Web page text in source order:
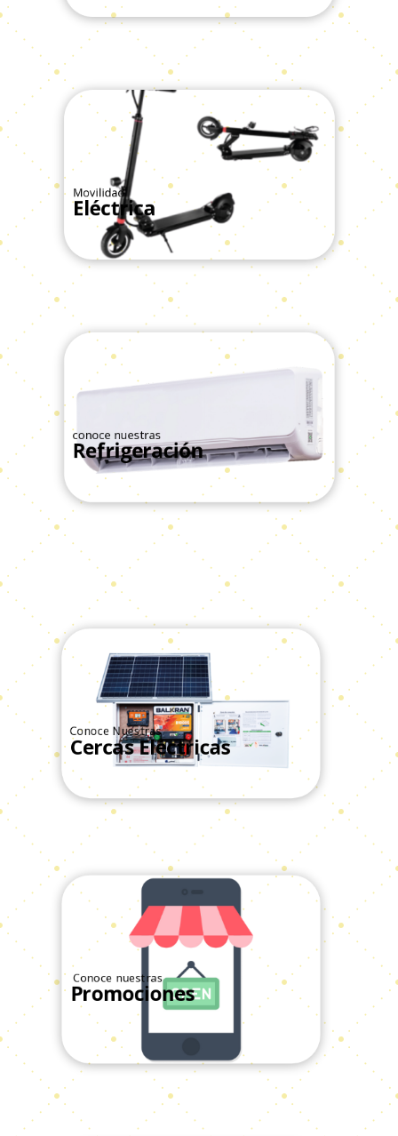
Ver Todos
Movilidad
Eléctrica
Ver Todos
conoce nuestras
Refrigeración
Ver Todos
Conoce Nuestras
Cercas Eléctricas
Ver Todos
Conoce nuestras
Promociones
Ver Todos